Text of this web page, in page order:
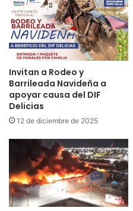
Invitan a Rodeo y
Barrileada Navideña a
apoyar causa del DIF
Delicias
12 de diciembre de 2025